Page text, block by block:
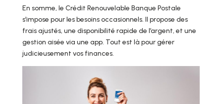
En somme, le Crédit Renouvelable Banque Postale
s’impose pour les besoins occasionnels. Il propose des
frais ajustés, une disponibilité rapide de l’argent, et une
gestion aisée via une app. Tout est là pour gérer
judicieusement vos finances.